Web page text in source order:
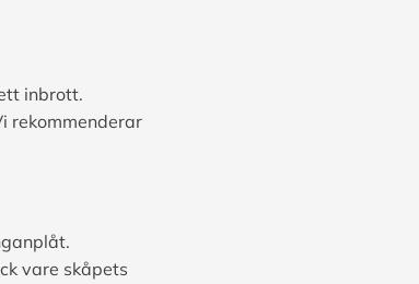
inbrott.
rekommenderar
vare skåpets